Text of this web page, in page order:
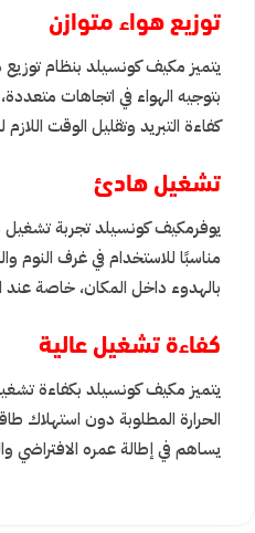
توزيع هواء متوازن
يتميز مكيف كونسيلد بنظام
بتوجيه الهواء في اتجاهات
كفاءة التبريد وتقليل الوقت
تشغيل هادئ
يوفرمكيف كونسيلد تجربة تشغيل
مناسبًا للاستخدام في غرف النوم
بالهدوء داخل المكان، خاصة عند
كفاءة تشغيل عالية
يتميز مكيف كونسيلد بكفاءة
الحرارة المطلوبة دون استهلاك
يساهم في إطالة عمره الافتراضي